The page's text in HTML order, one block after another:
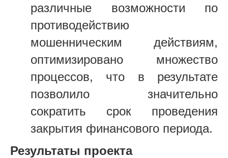
различные возможности по
противодействию
мошенническим действиям,
оптимизировано множество
процессов, что в результате
позволило значительно
сократить срок проведения
закрытия финансового периода.
Результаты проекта